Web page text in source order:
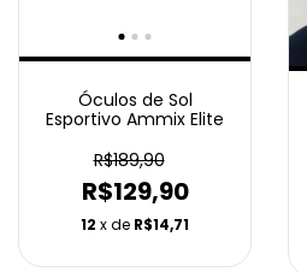
Óculos de Sol
Esportivo Ammix Elite
R$189,90
R$129,90
12 x de R$14,71